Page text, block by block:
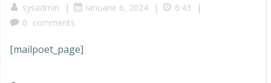
sysadmin | ianuarie 6, 2024 | 6:43 |
0 comments
[mailpoet_page]